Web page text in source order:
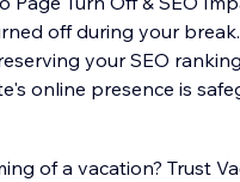
off during your
your SEO
online presence is
of a vacation? Trust